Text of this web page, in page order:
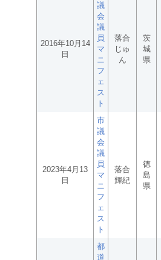
2016年10月14
日
議
会
議
員
マ
ニ
フ
ェ
ス
ト
落合
じゅ
ん
茨
城
県
2023年4月13
日
市
議
会
議
員
マ
ニ
フ
ェ
ス
ト
落合
輝紀
徳
島
県
都
道